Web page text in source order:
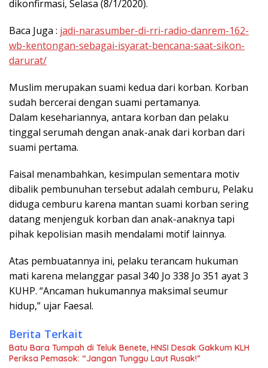
dikonfirmasi, Selasa (8/1/2020).
Baca Juga : jadi-narasumber-di-rri-radio-danrem-162-
wb-kentongan-sebagai-isyarat-bencana-saat-sikon-
darurat/
Muslim merupakan suami kedua dari korban. Korban
sudah bercerai dengan suami pertamanya.
Dalam kesehariannya, antara korban dan pelaku
tinggal serumah dengan anak-anak dari korban dari
suami pertama.
Faisal menambahkan, kesimpulan sementara motiv
dibalik pembunuhan tersebut adalah cemburu, Pelaku
diduga cemburu karena mantan suami korban sering
datang menjenguk korban dan anak-anaknya tapi
pihak kepolisian masih mendalami motif lainnya.
Atas pembuatannya ini, pelaku terancam hukuman
mati karena melanggar pasal 340 Jo 338 Jo 351 ayat 3
KUHP. “Ancaman hukumannya maksimal seumur
hidup,” ujar Faesal.
Berita Terkait
Batu Bara Tumpah di Teluk Benete, HNSI Desak Gakkum KLH
Periksa Pemasok: “Jangan Tunggu Laut Rusak!”